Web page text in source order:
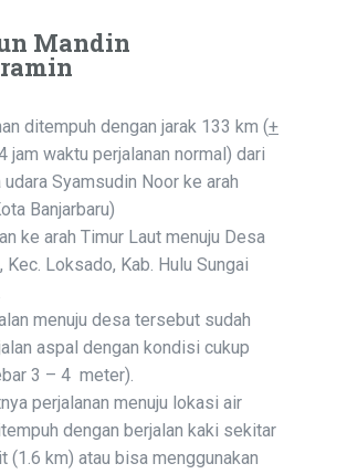
Mandin
ditempuh dengan jarak 133 km (+
jam waktu perjalanan normal) dari
udara Syamsudin Noor ke arah
Banjarbaru)
ke arah Timur Laut menuju Desa
Kec. Loksado, Kab. Hulu Sungai
menuju desa tersebut sudah
aspal dengan kondisi cukup
3 – 4 meter).
perjalanan menuju lokasi air
dengan berjalan kaki sekitar
(1.6 km) atau bisa menggunakan